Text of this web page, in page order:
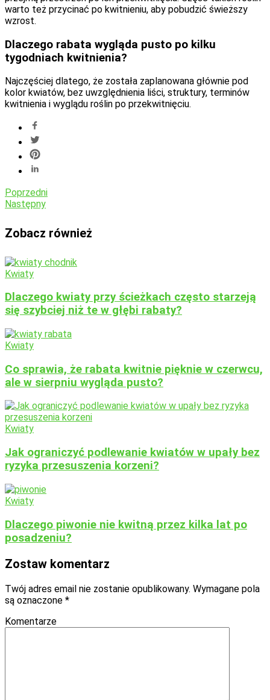
warto też przycinać po kwitnieniu, aby pobudzić świeższy
wzrost.
Dlaczego rabata wygląda pusto po kilku
tygodniach kwitnienia?
Najczęściej dlatego, że została zaplanowana głównie pod
kolor kwiatów, bez uwzględnienia liści, struktury, terminów
kwitnienia i wyglądu roślin po przekwitnięciu.
Poprzedni
Następny
Zobacz również
Kwiaty
Dlaczego kwiaty przy ścieżkach często starzeją
się szybciej niż te w głębi rabaty?
Kwiaty
Co sprawia, że rabata kwitnie pięknie w czerwcu,
ale w sierpniu wygląda pusto?
Kwiaty
Jak ograniczyć podlewanie kwiatów w upały bez
ryzyka przesuszenia korzeni?
Kwiaty
Dlaczego piwonie nie kwitną przez kilka lat po
posadzeniu?
Zostaw komentarz
Twój adres email nie zostanie opublikowany. Wymagane pola
są oznaczone *
Komentarze